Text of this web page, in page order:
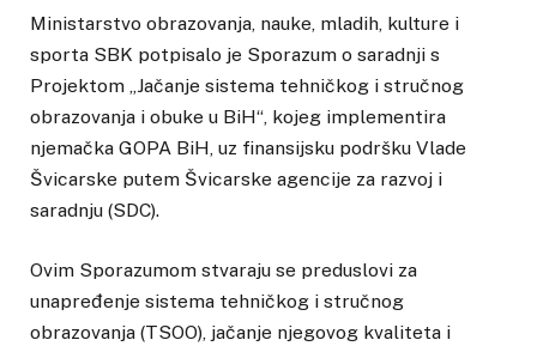
Ministarstvo obrazovanja, nauke, mladih, kulture i
sporta SBK potpisalo je Sporazum o saradnji s
Projektom „Jačanje sistema tehničkog i stručnog
obrazovanja i obuke u BiH“, kojeg implementira
njemačka GOPA BiH, uz finansijsku podršku Vlade
Švicarske putem Švicarske agencije za razvoj i
saradnju (SDC).
Ovim Sporazumom stvaraju se preduslovi za
unapređenje sistema tehničkog i stručnog
obrazovanja (TSOO), jačanje njegovog kvaliteta i